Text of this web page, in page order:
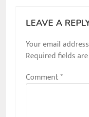
LEAVE A
Your email
Required fields
Comment*